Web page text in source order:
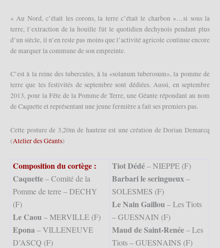
« Au Nord, c’était les corons, la terre c’était le charbon »…si sous la
terre, l’extraction de la houille fût le quotidien dechynois pendant plus
d’un siècle, il n’en reste pas moins que l’activité agricole continue encore
de marquer la commune de son empreinte.
C’est à la reine des tubercules, à la «solanum tuberosum», la pomme de
terre que les festivités de septembre sont dédiées. Aussi, en septembre
2013, pour la Fête de la Pomme de Terre, une Géante répondant au nom
de Caquette et représentant une jeune fermière a fait ses premiers pas.
Cette posture de 3,20m de hauteur est une création de Dorian Demarcq
(Atelier des Géants)
Composition du cortège :
Caquette– Comité de la
Pomme de terre – DECHY
(F)
Le Caou– MERVILLE (F)
Epona– VILLENEUVE
D’ASCQ (F)
Tiot Dédé– NIEPPE (F)
Barbari le seringueux–
SOLESMES (F)
Le Nain Gaillou– Les Tiots
– GUESNAIN (F)
Maud de Saint-Renée– Les
Tiots – GUESNAINS (F)